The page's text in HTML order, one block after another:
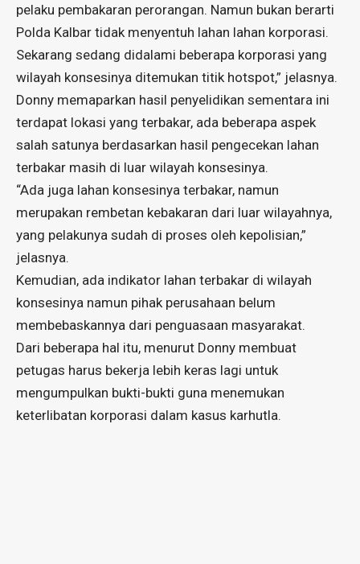
pelaku pembakaran perorangan. Namun bukan berarti
Polda Kalbar tidak menyentuh lahan lahan korporasi.
Sekarang sedang didalami beberapa korporasi yang
wilayah konsesinya ditemukan titik hotspot,” jelasnya.
Donny memaparkan hasil penyelidikan sementara ini
terdapat lokasi yang terbakar, ada beberapa aspek
salah satunya berdasarkan hasil pengecekan lahan
terbakar masih di luar wilayah konsesinya.
“Ada juga lahan konsesinya terbakar, namun
merupakan rembetan kebakaran dari luar wilayahnya,
yang pelakunya sudah di proses oleh kepolisian,”
jelasnya.
Kemudian, ada indikator lahan terbakar di wilayah
konsesinya namun pihak perusahaan belum
membebaskannya dari penguasaan masyarakat.
Dari beberapa hal itu, menurut Donny membuat
petugas harus bekerja lebih keras lagi untuk
mengumpulkan bukti-bukti guna menemukan
keterlibatan korporasi dalam kasus karhutla.